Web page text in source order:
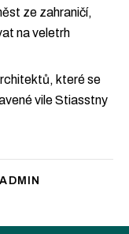
ze zahraničí,
na veletrh
které se
vile Stiasstny
ADMIN